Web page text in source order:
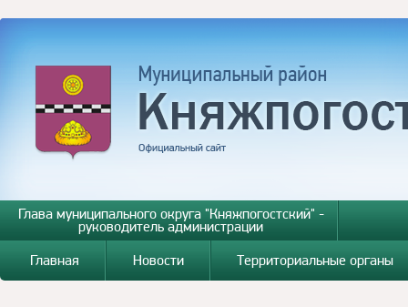
Глава муниципального округа "Княжпогостский" -
руководитель администрации
Главная
Новости Территориальные органы